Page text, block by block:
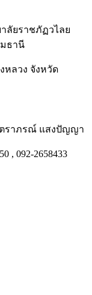
ลัยราชภัฏวไลย
ธานี
หลวง จังหวัด
ตราภรณ์ แสงปัญญา
, 092-2658433